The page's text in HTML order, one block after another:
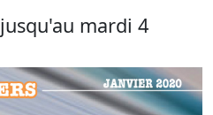
jusqu'au mardi 4